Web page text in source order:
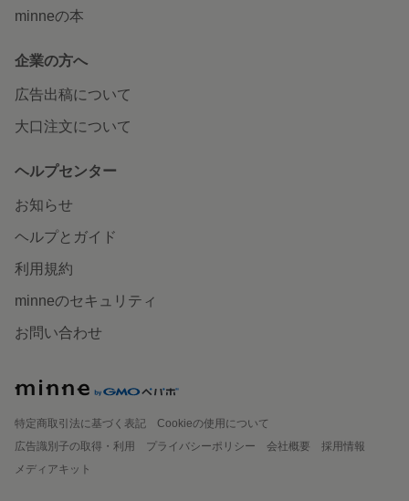
minneの本
企業の方へ
広告出稿について
大口注文について
ヘルプセンター
お知らせ
ヘルプとガイド
利用規約
minneのセキュリティ
お問い合わせ
特定商取引法に基づく表記
Cookieの使用について
広告識別子の取得・利用
プライバシーポリシー 会社概要
採用情報
メディアキット